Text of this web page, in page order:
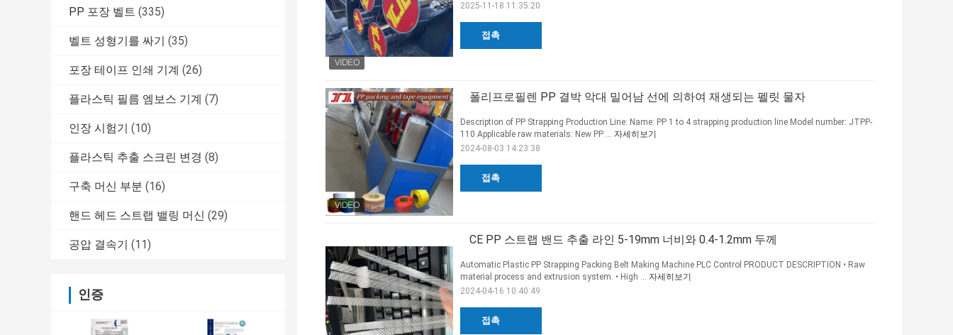
PP 포장 벨트 (335)
벨트 성형기를 싸기 (35)
포장 테이프 인쇄 기계 (26)
플라스틱 필름 엠보스 기계 (7)
인장 시험기 (10)
플라스틱 추출 스크린 변경 (8)
구축 머신 부분 (16)
핸드 헤드 스트랩 밸링 머신 (29)
공압 결속기 (11)
인증
접촉
2025-11-18 11:35:20
폴리프로필렌 PP 결박 악대 밀어남 선에 의하여 재생되는 펠릿 물자
접촉
Description of PP Strapping Production Line: Name: PP 1 to 4 strapping production line Model number: JTPP-
110 Applicable raw materials: New PP ... 자세히보기
2024-08-03 14:23:38
CE PP 스트랩 밴드 추출 라인 5-19mm 너비와 0.4-1.2mm 두께
접촉
Automatic Plastic PP Strapping Packing Belt Making Machine PLC Control PRODUCT DESCRIPTION • Raw
material process and extrusion system. • High ... 자세히보기
2024-04-16 10:40:49